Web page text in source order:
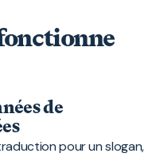
de
pour un slogan,